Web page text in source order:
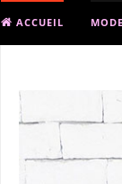
ACCUEIL MODE